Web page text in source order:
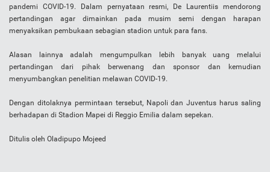
pandemi COVID-19. Dalam pernyataan resmi, De Laurentiis mendorong
pertandingan agar dimainkan pada musim semi dengan harapan
menyaksikan pembukaan sebagian stadion untuk para fans.
Alasan lainnya adalah mengumpulkan lebih banyak uang melalui
pertandingan dari pihak berwenang dan sponsor dan kemudian
menyumbangkan penelitian melawan COVID-19.
Dengan ditolaknya permintaan tersebut, Napoli dan Juventus harus saling
berhadapan di Stadion Mapei di Reggio Emilia dalam sepekan.
Ditulis oleh Oladipupo Mojeed